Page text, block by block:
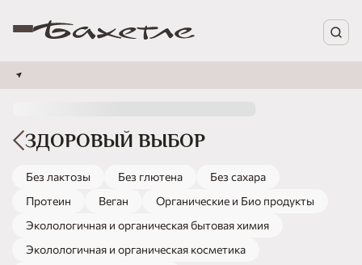
ЗДОРОВЫЙ ВЫБОР
Без лактозы Без глютена
Без сахара
Протеин
Веган
Органические и Био продукты
Эколологичная и органическая бытовая химия
Эколологичная и органическая косметика